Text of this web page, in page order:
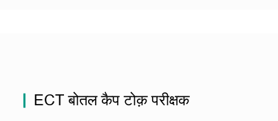
ECT बोतल कैप टोक़ परीक्षक